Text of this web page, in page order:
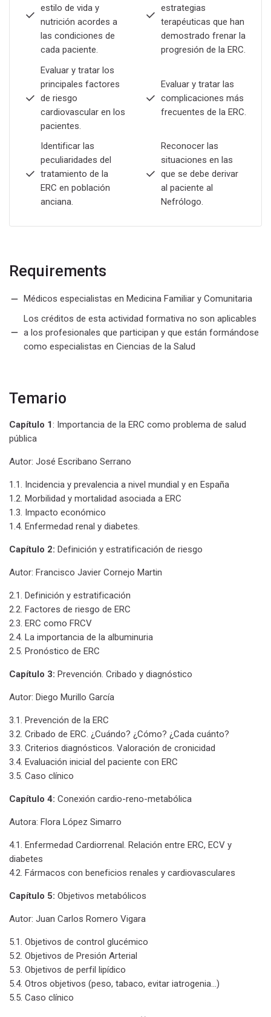
estilo de vida y
nutrición acordes a
las condiciones de
cada paciente.
estrategias
terapéuticas que han
demostrado frenar la
progresión de la ERC.
Evaluar y tratar los
principales factores
de riesgo
cardiovascular en los
pacientes.
Evaluar y tratar las
complicaciones más
frecuentes de la ERC.
Identificar las
peculiaridades del
tratamiento de la
ERC en población
anciana.
Reconocer las
situaciones en las
que se debe derivar
al paciente al
Nefrólogo.
Requirements
Médicos especialistas en Medicina Familiar y Comunitaria
Los créditos de esta actividad formativa no son aplicables
a los profesionales que participan y que están formándose
como especialistas en Ciencias de la Salud
Temario
Capítulo 1: Importancia de la ERC como problema de salud
pública
Autor: José Escribano Serrano
1.1. Incidencia y prevalencia a nivel mundial y en España
1.2. Morbilidad y mortalidad asociada a ERC
1.3. Impacto económico
1.4. Enfermedad renal y diabetes.
Capítulo 2: Definición y estratificación de riesgo
Autor: Francisco Javier Cornejo Martin
2.1. Definición y estratificación
2.2. Factores de riesgo de ERC
2.3. ERC como FRCV
2.4. La importancia de la albuminuria
2.5. Pronóstico de ERC
Capítulo 3: Prevención. Cribado y diagnóstico
Autor: Diego Murillo García
3.1. Prevención de la ERC
3.2. Cribado de ERC. ¿Cuándo? ¿Cómo? ¿Cada cuánto?
3.3. Criterios diagnósticos. Valoración de cronicidad
3.4. Evaluación inicial del paciente con ERC
3.5. Caso clínico
Capítulo 4: Conexión cardio-reno-metabólica
Autora: Flora López Simarro
4.1. Enfermedad Cardiorrenal. Relación entre ERC, ECV y
diabetes
4.2. Fármacos con beneficios renales y cardiovasculares
Capítulo 5: Objetivos metabólicos
Autor: Juan Carlos Romero Vigara
5.1. Objetivos de control glucémico
5.2. Objetivos de Presión Arterial
5.3. Objetivos de perfil lipídico
5.4. Otros objetivos (peso, tabaco, evitar iatrogenia...)
5.5. Caso clínico